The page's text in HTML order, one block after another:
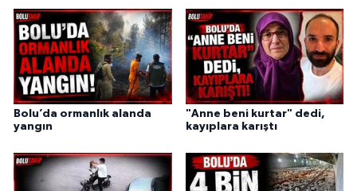
Bolu’da ormanlık alanda
yangın
"Anne beni kurtar" dedi,
kayıplara karıştı